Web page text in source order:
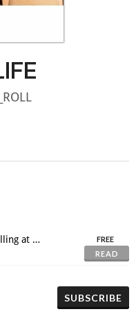
LUCK LIFE 10th anniversary : Calling at Bangkok 14/06/69
FREE
READ
SUBSCRIBE